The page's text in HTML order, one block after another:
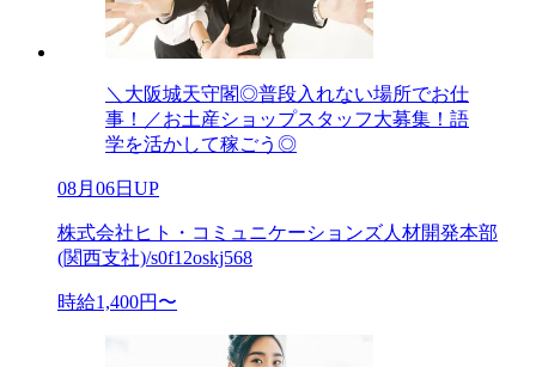
＼大阪城天守閣◎普段入れない場所でお仕
事！／お土産ショップスタッフ大募集！語
学を活かして稼ごう◎
08月06日UP
株式会社ヒト・コミュニケーションズ人材開発本部
(関西支社)/s0f12oskj568
時給1,400円〜